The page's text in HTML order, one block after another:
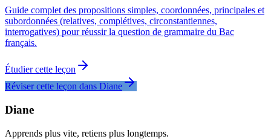
Guide complet des propositions simples, coordonnées, principales et
subordonnées (relatives, complétives, circonstantiennes,
interrogatives) pour réussir la question de grammaire du Bac
français.
Étudier cette leçon
Réviser cette leçon dans Diane
Diane
Apprends plus vite, retiens plus longtemps.